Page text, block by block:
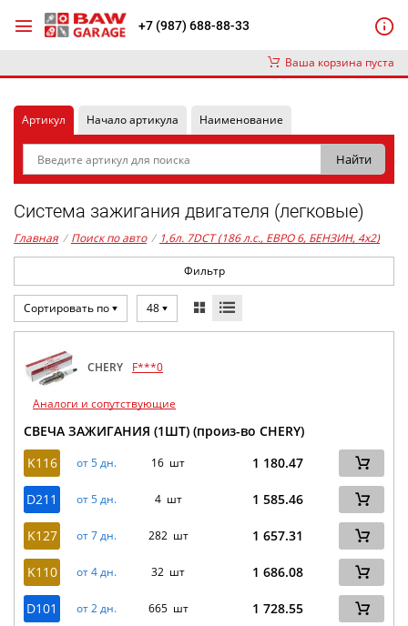
+7 (987) 688-88-33
Ваша корзина пуста
Артикул Начало артикула Наименование
Система зажигания двигателя (легковые)
Главная / Поиск по авто / 1,6л. 7DCT (186 л.с., ЕВРО 6, БЕНЗИН, 4x2)
Фильтр
Сортировать по 48
CHERY F***0
Аналоги и сопутствующие
СВЕЧА ЗАЖИГАНИЯ (1ШТ) (произ-во CHERY)
K116
от 5 дн. 16 шт 1 180.47
D211 от 5 дн. 4 шт 1 585.46
K127 от 7 дн. 282 шт 1 657.31
K110 от 4 дн. 32 шт 1 686.08
D101 от 2 дн. 665 шт 1 728.55